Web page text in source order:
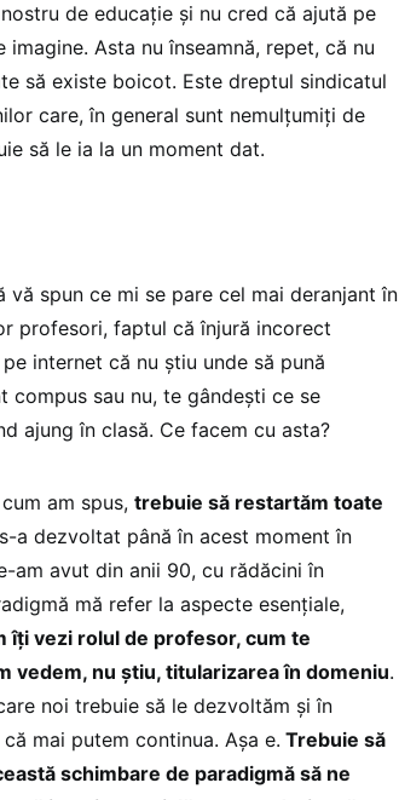
de educație și nu cred că ajută pe
Asta nu înseamnă, repet, că nu
să existe boicot. Este dreptul sindicatul
care, în general sunt nemulțumiți de
să le ia la un moment dat.
vă spun ce mi se pare cel mai deranjant în
profesori, faptul că înjură incorect
internet că nu știu unde să pună
compus sau nu, te gândești ce se
ajung în clasă. Ce facem cu asta?
am spus, trebuie să restartăm toate
a dezvoltat până în acest moment în
am avut din anii 90, cu rădăcini în
mă refer la aspecte esențiale,
îți vezi rolul de profesor, cum te
vedem, nu știu, titularizarea în domeniu.
noi trebuie să le dezvoltăm și în
mai putem continua. Așa e. Trebuie să
schimbare de paradigmă să ne